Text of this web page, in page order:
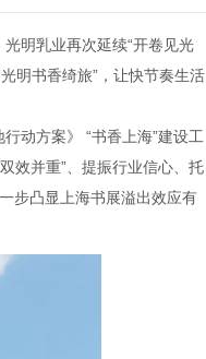
明乳业再次延续“开卷见光
明书香绮旅”，让快节奏生活
动方案》 “书香上海”建设工
效并重”、提振行业信心、托
步凸显上海书展溢出效应有